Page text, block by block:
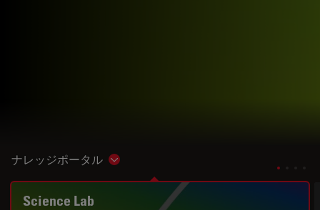
ナレッジポータル Show subnavigation
Science Lab